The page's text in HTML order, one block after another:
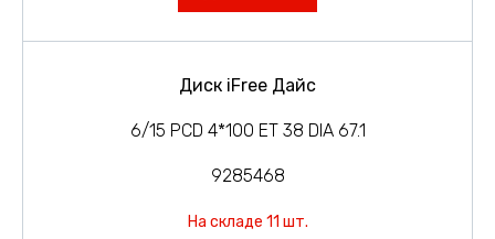
Диск iFree Дайс
6/15 PCD 4*100 ET 38 DIA 67.1
9285468
На складе 11 шт.